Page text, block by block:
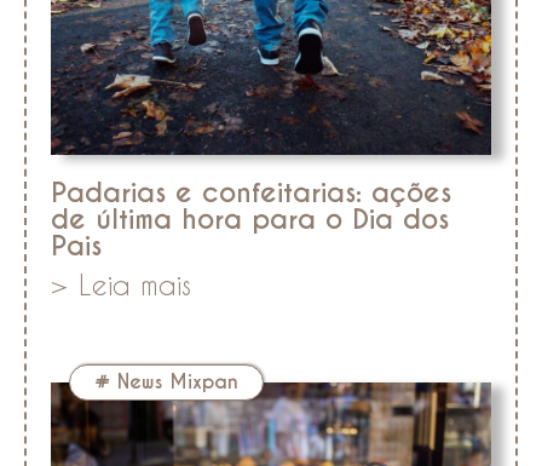
Padarias e confeitarias: ações
de última hora para o Dia dos
Pais
> Leia mais
# News Mixpan